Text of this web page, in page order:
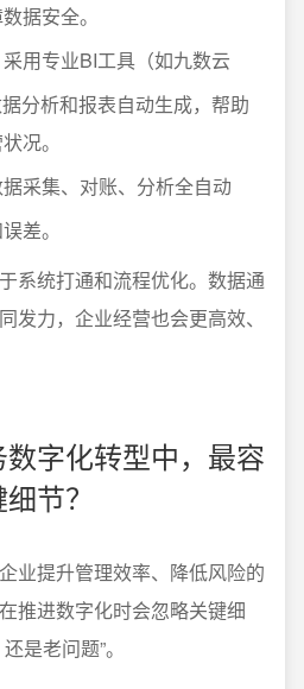
据安全。
用专业BI工具（如九数云
分析和报表自动生成，帮助
况。
采集、对账、分析全自动
差。
系统打通和流程优化。数据通
发力，企业经营也会更高效、
字化转型中，最容
节？
业提升管理效率、降低风险的
推进数字化时会忽略关键细
是老问题”。